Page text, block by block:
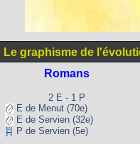
Le graphisme de
Romans
2 E - 1 P
E de Menut (70e)
E de Servien (32e)
P de Servien (5e)